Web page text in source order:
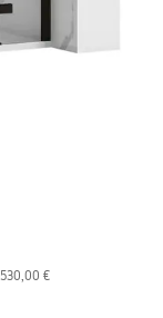
530,00 €